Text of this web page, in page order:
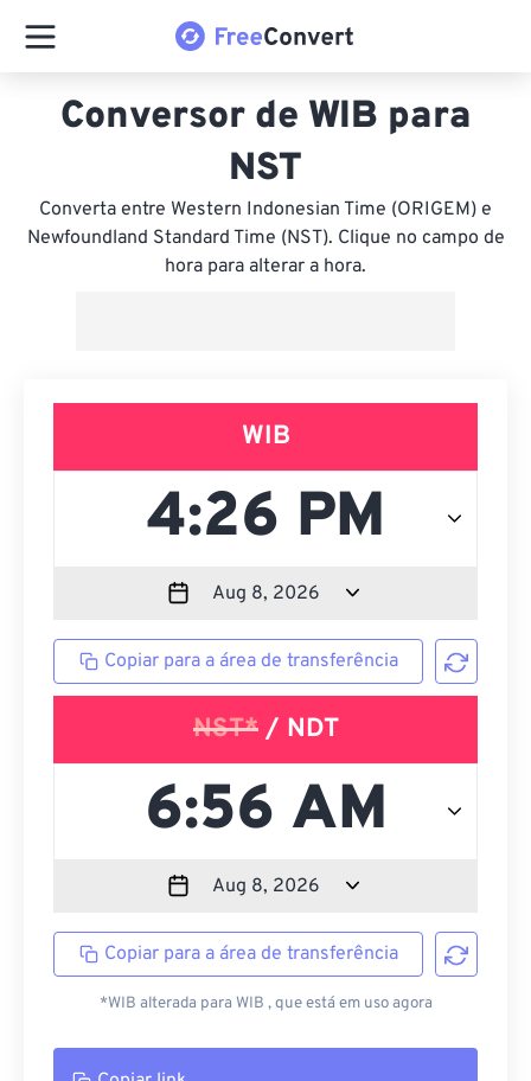
Conversor de WIB para
NST
Converta entre Western Indonesian Time (ORIGEM) e
Newfoundland Standard Time (NST). Clique no campo de
hora para alterar a hora.
WIB
Copiar para a área de transferência
NST*/ NDT
Copiar para a área de transferência
*WIB alterada para WIB , que está em uso agora